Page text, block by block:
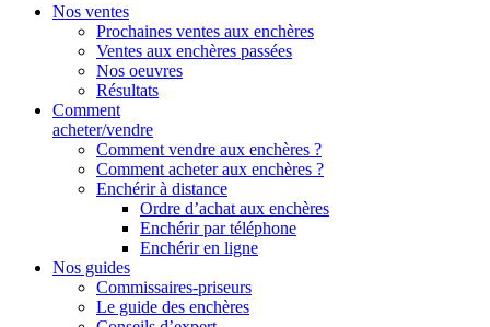
Nos ventes
Prochaines ventes aux enchères
Ventes aux enchères passées
Nos oeuvres
Résultats
Comment
acheter/vendre
Comment vendre aux enchères ?
Comment acheter aux enchères ?
Enchérir à distance
Ordre d’achat aux enchères
Enchérir par téléphone
Enchérir en ligne
Nos guides
Commissaires-priseurs
Le guide des enchères